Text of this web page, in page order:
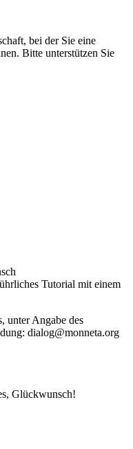
bei der Sie eine
Bitte unterstützen Sie
Tutorial mit einem
unter Angabe des
dialog@monneta.org
Glückwunsch!